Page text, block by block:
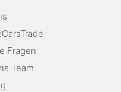
Fragen
Team